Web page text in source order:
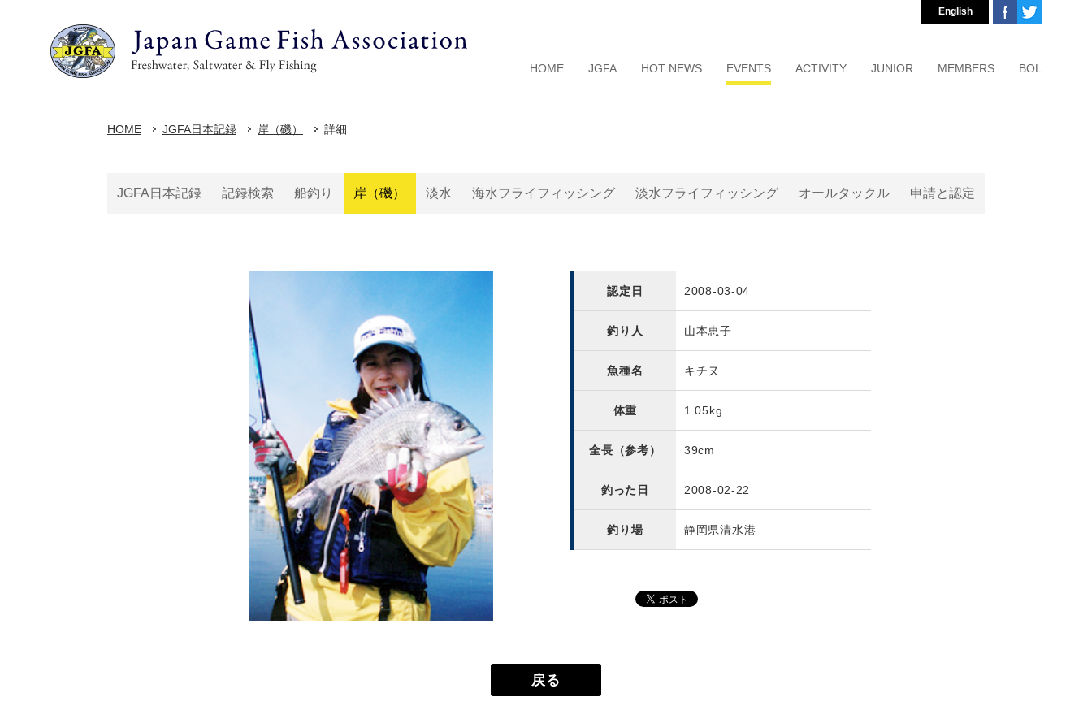
HOME JGFA HOT NEWS EVENTS ACTIVITY JUNIOR MEMBERS BOL
English
HOME JGFA日本記録 岸（磯） 詳細
JGFA日本記録 記録検索 船釣り 岸（磯） 淡水 海水フライフィッシング 淡水フライフィッシング オールタックル 申請と認定
認定日 2008-03-04
釣り人 山本恵子
魚種名 キチヌ
体重 1.05kg
全長（参考） 39cm
釣った日 2008-02-22
釣り場 静岡県清水港
戻る